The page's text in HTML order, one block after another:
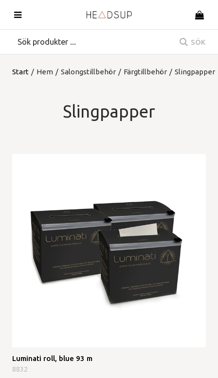
SÖK
Start / Hem / Salongstillbehör / Färgtillbehör / Slingpapper
Slingpapper
Luminati roll, blue 93 m
8832